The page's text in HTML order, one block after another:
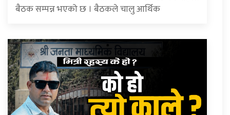
बैठक सम्पन्न भएको छ । बैठकले चालु आर्थिक